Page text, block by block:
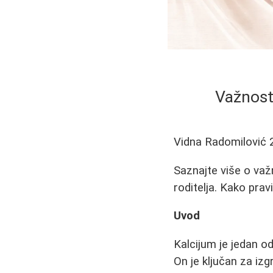
Vidna Radomilović
Saznajte više o
roditelja. Kako
Uvod
Kalcijum je jedan
On je ključan za